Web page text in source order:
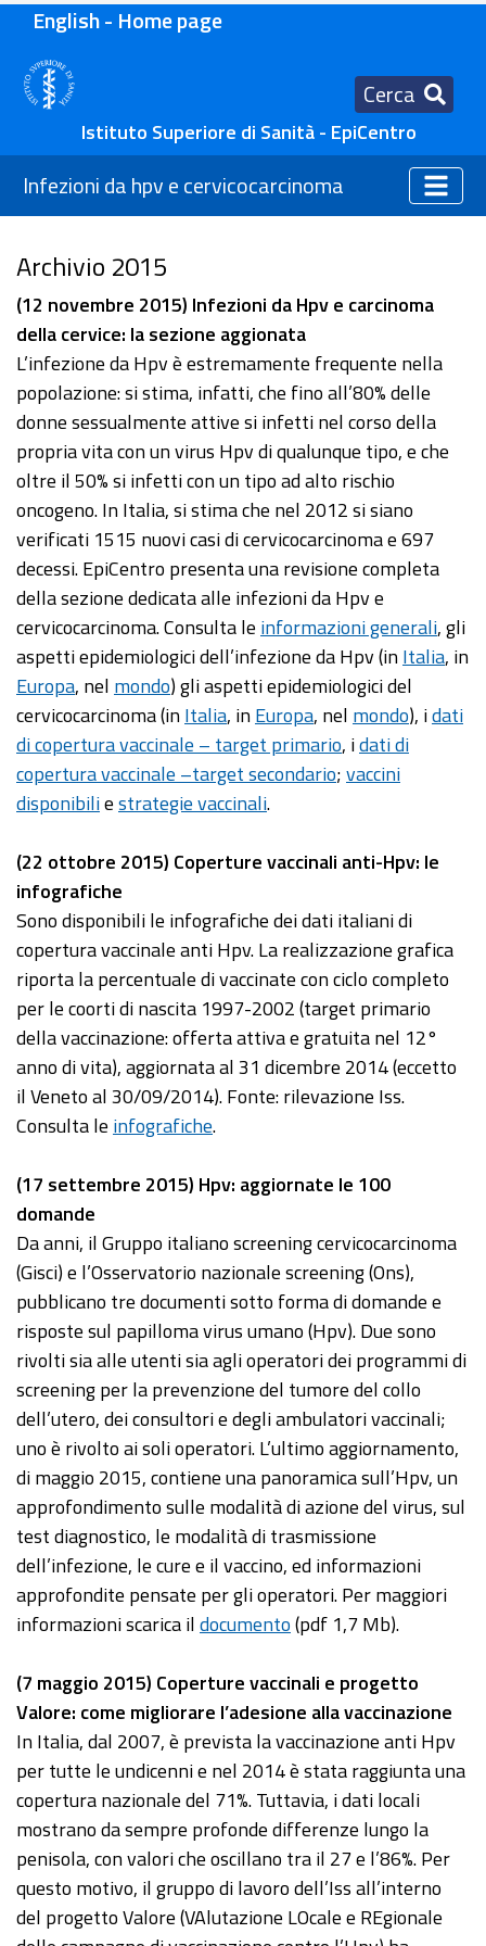
English - Home page
Cerca
Istituto Superiore di Sanità - EpiCentro
Infezioni da hpv e cervicocarcinoma
Archivio 2015
(12 novembre 2015) Infezioni da Hpv e carcinoma
della cervice: la sezione aggionata
L’infezione da Hpv è estremamente frequente nella
popolazione: si stima, infatti, che fino all’80% delle
donne sessualmente attive si infetti nel corso della
propria vita con un virus Hpv di qualunque tipo, e che
oltre il 50% si infetti con un tipo ad alto rischio
oncogeno. In Italia, si stima che nel 2012 si siano
verificati 1515 nuovi casi di cervicocarcinoma e 697
decessi. EpiCentro presenta una revisione completa
della sezione dedicata alle infezioni da Hpv e
cervicocarcinoma. Consulta le informazioni generali, gli
aspetti epidemiologici dell’infezione da Hpv (inItalia, in
Europa, nel mondo) gli aspetti epidemiologici del
cervicocarcinoma (inItalia, inEuropa, nel mondo), idati
di copertura vaccinale – target primario, idati di
copertura vaccinale –target secondario;vaccini
disponibiliestrategie vaccinali.
(22 ottobre 2015) Coperture vaccinali anti-Hpv: le
infografiche
Sono disponibili le infografiche dei dati italiani di
copertura vaccinale anti Hpv. La realizzazione grafica
riporta la percentuale di vaccinate con ciclo completo
per le coorti di nascita 1997-2002 (target primario
della vaccinazione: offerta attiva e gratuita nel 12°
anno di vita), aggiornata al 31 dicembre 2014 (eccetto
il Veneto al 30/09/2014). Fonte: rilevazione Iss.
Consulta le infografiche.
(17 settembre 2015) Hpv: aggiornate le 100
domande
Da anni, il Gruppo italiano screening cervicocarcinoma
(Gisci) e l’Osservatorio nazionale screening (Ons),
pubblicano tre documenti sotto forma di domande e
risposte sul papilloma virus umano (Hpv). Due sono
rivolti sia alle utenti sia agli operatori dei programmi di
screening per la prevenzione del tumore del collo
dell’utero, dei consultori e degli ambulatori vaccinali;
uno è rivolto ai soli operatori. L’ultimo aggiornamento,
di maggio 2015, contiene una panoramica sull’Hpv, un
approfondimento sulle modalità di azione del virus, sul
test diagnostico, le modalità di trasmissione
dell’infezione, le cure e il vaccino, ed informazioni
approfondite pensate per gli operatori. Per maggiori
informazioni scarica ildocumento(pdf 1,7 Mb).
(7 maggio 2015) Coperture vaccinali e progetto
Valore: come migliorare l’adesione alla vaccinazione
In Italia, dal 2007, è prevista la vaccinazione anti Hpv
per tutte le undicenni e nel 2014 è stata raggiunta una
copertura nazionale del 71%. Tuttavia, i dati locali
mostrano da sempre profonde differenze lungo la
penisola, con valori che oscillano tra il 27 e l’86%. Per
questo motivo, il gruppo di lavoro dell’Iss all’interno
del progetto Valore (VAlutazione LOcale e REgionale